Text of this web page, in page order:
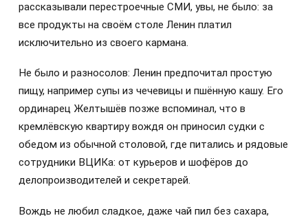
рассказывали перестроечные СМИ, увы, не было: за
все продукты на своём столе Ленин платил
исключительно из своего кармана.
Не было и разносолов: Ленин предпочитал простую
пищу, например супы из чечевицы и пшённую кашу. Его
ординарец Желтышёв позже вспоминал, что в
кремлёвскую квартиру вождя он приносил судки с
обедом из обычной столовой, где питались и рядовые
сотрудники ВЦИКа: от курьеров и шофёров до
делопроизводителей и секретарей.
Вождь не любил сладкое, даже чай пил без сахара,